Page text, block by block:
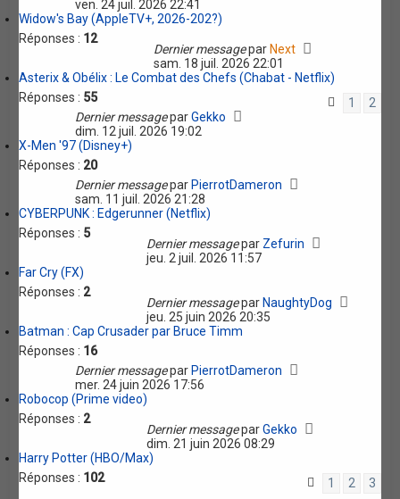
ven. 24 juil. 2026 22:41
Widow's Bay (AppleTV+, 2026-202?)
Réponses : 12
Dernier messagepar Next
sam. 18 juil. 2026 22:01
Asterix & Obélix : Le Combat des Chefs (Chabat - Netflix)
Réponses : 55 1
2
Dernier messageparGekko
dim. 12 juil. 2026 19:02
X-Men '97 (Disney+)
Réponses : 20
Dernier messagepar PierrotDameron
sam. 11 juil. 2026 21:28
CYBERPUNK : Edgerunner (Netflix)
Réponses : 5
Dernier messagepar Zefurin
jeu. 2 juil. 2026 11:57
Far Cry (FX)
Réponses : 2
Dernier messagepar NaughtyDog
jeu. 25 juin 2026 20:35
Batman : Cap Crusader par Bruce Timm
Réponses : 16
Dernier messagepar PierrotDameron
mer. 24 juin 2026 17:56
Robocop (Prime video)
Réponses : 2
Dernier messageparGekko
dim. 21 juin 2026 08:29
Harry Potter (HBO/Max)
Réponses : 102 1 2
3